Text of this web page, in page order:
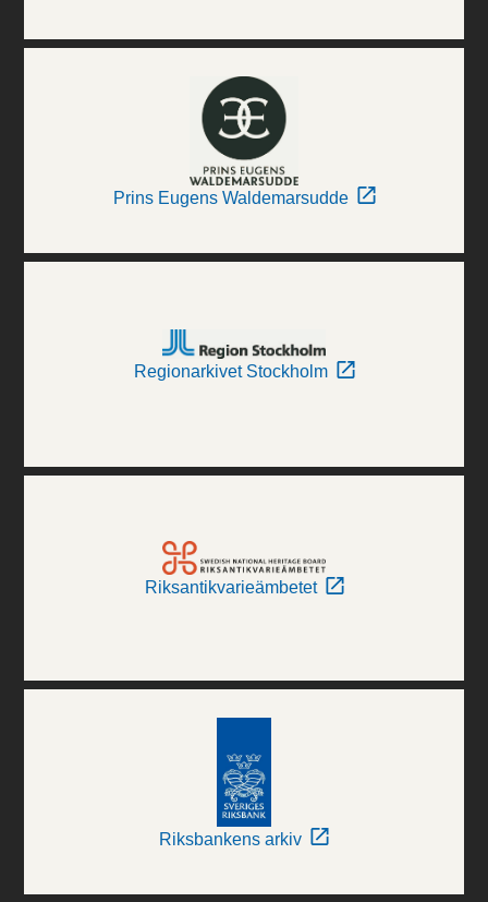
Prins Eugens Waldemarsudde
Regionarkivet Stockholm
Riksantikvarieämbetet
Riksbankens arkiv